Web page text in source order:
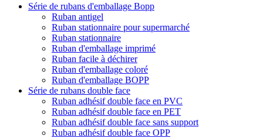
Série de rubans d'emballage Bopp
Ruban antigel
Ruban stationnaire pour supermarché
Ruban stationnaire
Ruban d'emballage imprimé
Ruban facile à déchirer
Ruban d'emballage coloré
Ruban d'emballage BOPP
Série de rubans double face
Ruban adhésif double face en PVC
Ruban adhésif double face en PET
Ruban adhésif double face sans support
Ruban adhésif double face OPP